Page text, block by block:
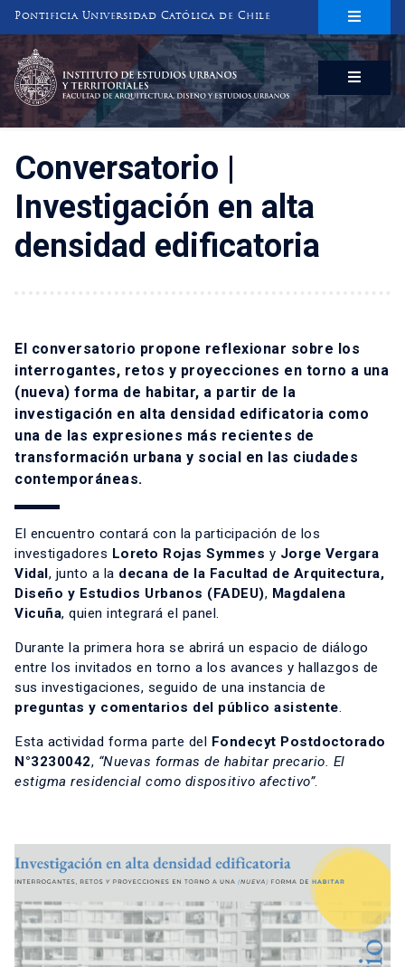
Pontificia Universidad Católica de Chile
INSTITUTO DE ESTUDIOS URBANOS
Y TERRITORIALES
FACULTAD DE ARQUITECTURA, DISEÑO Y ESTUDIOS URBANOS
Conversatorio |
Investigación en alta
densidad edificatoria
El conversatorio propone reflexionar sobre los
interrogantes, retos y proyecciones en torno a una
(nueva) forma de habitar, a partir de la
investigación en alta densidad edificatoria como
una de las expresiones más recientes de
transformación urbana y social en las ciudades
contemporáneas.
El encuentro contará con la participación de los
investigadores Loreto Rojas Symmes y Jorge Vergara
Vidal, junto a la decana de la Facultad de Arquitectura,
Diseño y Estudios Urbanos (FADEU), Magdalena
Vicuña, quien integrará el panel.
Durante la primera hora se abrirá un espacio de diálogo
entre los invitados en torno a los avances y hallazgos de
sus investigaciones, seguido de una instancia de
preguntas y comentarios del público asistente.
Esta actividad forma parte del Fondecyt Postdoctorado
N°3230042, “Nuevas formas de habitar precario. El
estigma residencial como dispositivo afectivo”.